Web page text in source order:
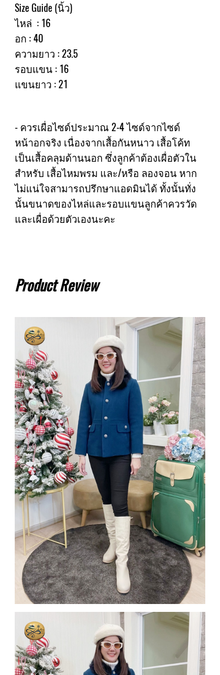
Size Guide (นิ้ว)
ไหล่ : 16
อก : 40
ความยาว : 23.5
รอบแขน : 16
แขนยาว : 21
- ควรเผื่อไซด์ประมาณ 2-4 ไซด์จากไซด์
หน้าอกจริง เนื่องจากเสื้อกันหนาว เสื้อโค้ท
เป็นเสื้อคลุมด้านนอก ซึ่งลูกค้าต้องเผื่อตัวใน
สำหรับ เสื้อไหมพรม และ/หรือ ลองจอน หาก
ไม่แน่ใจสามารถปรึกษาแอดมินได้ ทั้งนั้นทั่ง
นั้นขนาดของไหล่และรอบแขนลูกค้าควรวัด
และเผื่อด้วยตัวเองนะคะ
Product Review